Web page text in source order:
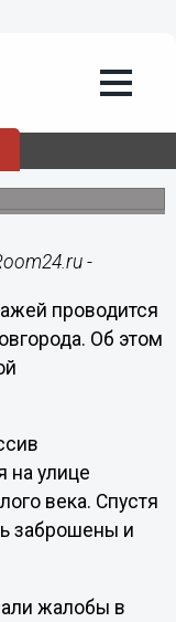
Сормове
появился в 80-
гаражи
-
проводится
Об этом
на улице
века. Спустя
заброшены и
жалобы в